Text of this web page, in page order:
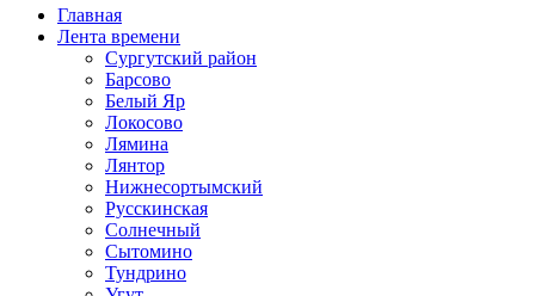
Главная
Лента времени
Сургутский район
Барсово
Белый Яр
Локосово
Лямина
Лянтор
Нижнесортымский
Русскинская
Солнечный
Сытомино
Тундрино